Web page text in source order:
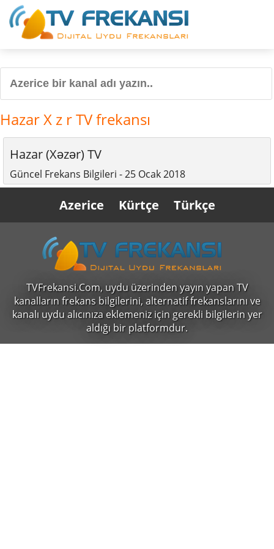
Hazar X z r TV frekansı
Hazar (Xəzər) TV
Güncel Frekans Bilgileri - 25 Ocak 2018
Azerice Kürtçe Türkçe
TVFrekansi.Com,uydu üzerinden yayın yapan TV
kanalların frekans bilgilerini, alternatif frekanslarını ve
kanalı uydu alıcınıza eklemeniz için gerekli bilgilerin yer
aldığı bir platformdur.